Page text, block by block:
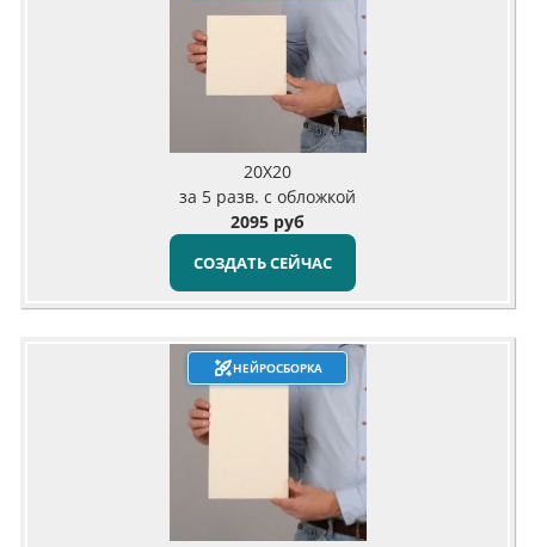
20X20
за 5 разв. с обложкой
2095 руб
СОЗДАТЬ СЕЙЧАС
НЕЙРОСБОРКА